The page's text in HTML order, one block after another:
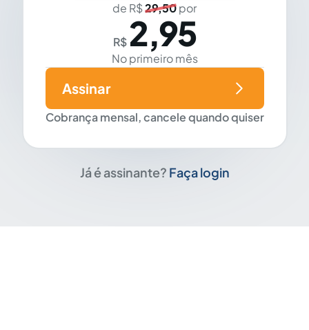
de R$29,50por
R$ 2,95
No primeiro mês
Cobrança mensal, cancele quando quiser
Assinar
Já é assinante? Faça login